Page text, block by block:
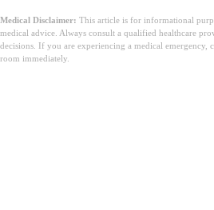
Medical Disclaimer: This article is for informational
medical advice. Always consult a qualified healthcare
decisions. If you are experiencing a medical emergency,
room immediately.